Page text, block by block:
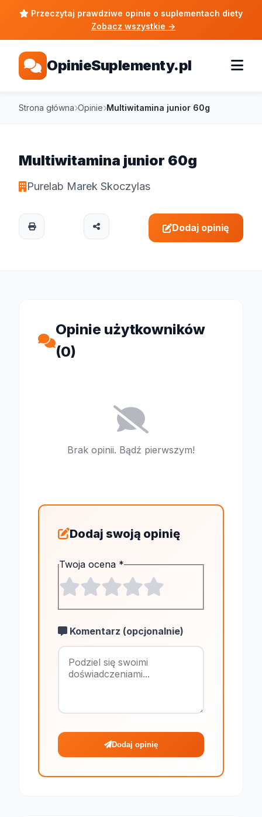
Przeczytaj prawdziwe opinie o suplementach diety
Zobacz wszystkie →
OpinieSuplementy.pl
Strona główna Opinie Multiwitamina junior 60g
Multiwitamina junior 60g
Purelab Marek Skoczylas
Dodaj opinię
Opinie użytkowników
(0)
Brak opinii. Bądź pierwszym!
Dodaj swoją opinię
Twoja ocena *
Komentarz (opcjonalnie)
Maksymalnie
Dodaj opinię